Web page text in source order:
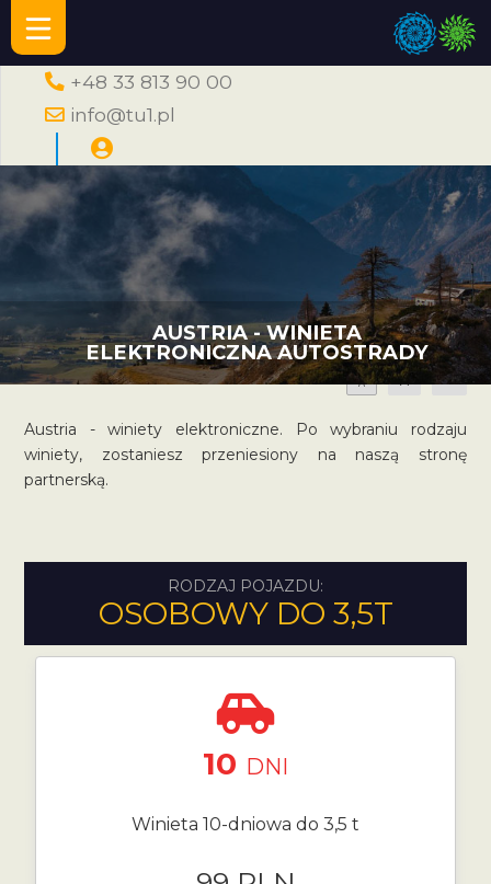
+48 33 813 90 00
info@tu1.pl
AUSTRIA - WINIETA
ELEKTRONICZNA AUTOSTRADY
A A A
Austria - winiety elektroniczne. Po wybraniu rodzaju
winiety, zostaniesz przeniesiony na naszą stronę
partnerską.
RODZAJ POJAZDU:
OSOBOWY DO 3,5T
10 DNI
Winieta 10-dniowa do 3,5 t